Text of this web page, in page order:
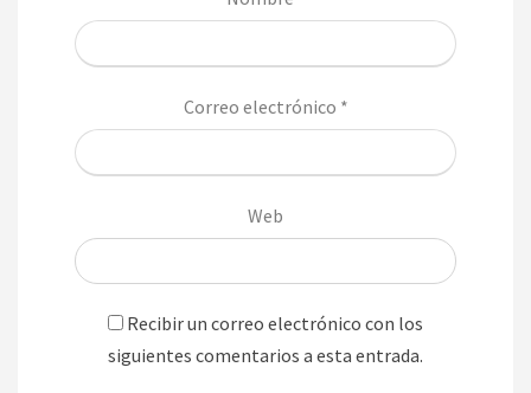
Correo electrónico *
Web
Recibir un correo electrónico con los
siguientes comentarios a esta entrada.